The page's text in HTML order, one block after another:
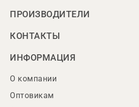
ПРОИЗВОДИТЕЛИ
КОНТАКТЫ
ИНФОРМАЦИЯ
О компании
Оптовикам